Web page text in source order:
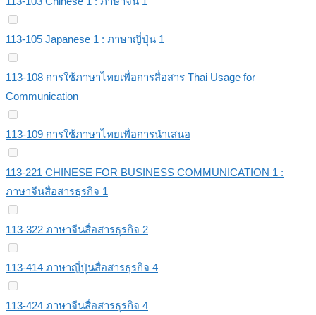
113-105 Japanese 1 : ภาษาญี่ปุ่น 1
113-108 การใช้ภาษาไทยเพื่อการสื่อสาร Thai Usage for
Communication
113-109 การใช้ภาษาไทยเพื่อการนำเสนอ
113-221 CHINESE FOR BUSINESS COMMUNICATION 1 :
ภาษาจีนสื่อสารธุรกิจ 1
113-322 ภาษาจีนสื่อสารธุรกิจ 2
113-414 ภาษาญี่ปุ่นสื่อสารธุรกิจ 4
113-424 ภาษาจีนสื่อสารธุรกิจ 4